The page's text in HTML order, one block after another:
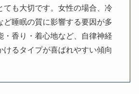
ても大切です。女性の場合、冷
ど睡眠の質に影響する要因が多
・香り・着心地など、自律神経
けるタイプが喜ばれやすい傾向